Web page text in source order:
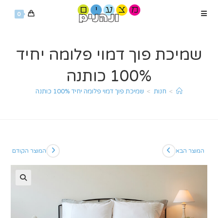
0
שמיכת פוך דמוי פלומה יחיד
100% כותנה
> חנות > שמיכת פוך דמוי פלומה יחיד 100% כותנה
המוצר הקודם המוצר הבא